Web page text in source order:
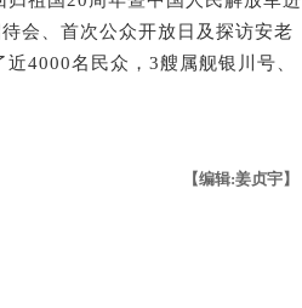
会、首次公众开放日及探访安老
4000名民众，3艘属舰银川号、
【编辑:姜贞宇】